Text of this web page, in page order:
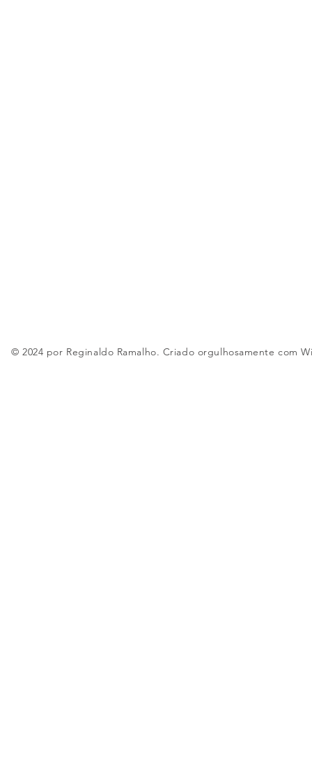
© 2024 por Reginaldo Ramalho. Criado orgulhosamente com